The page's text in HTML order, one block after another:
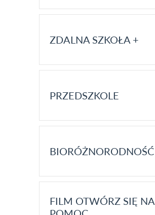
ZDALNA SZKOŁA +
PRZEDSZKOLE
BIORÓŻNORODNOŚĆ
FILM OTWÓRZ SIĘ NA